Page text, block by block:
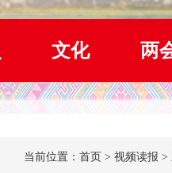
文化 两
当前位置：首页 > 视频读报 >